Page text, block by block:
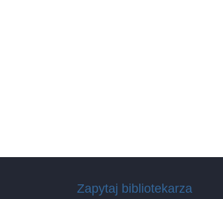
Zapytaj bibliotekarza